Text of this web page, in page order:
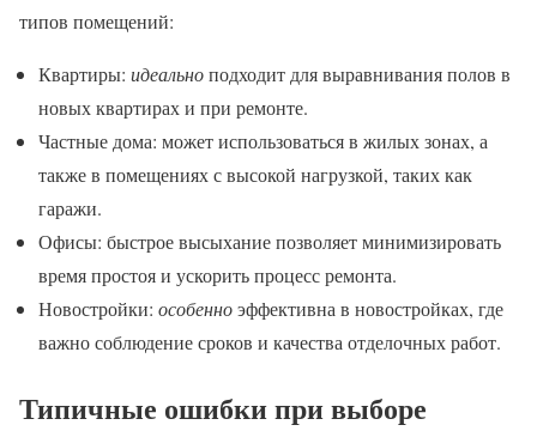
типов помещений:
Квартиры: идеальноподходит для выравнивания полов в
новых квартирах и при ремонте.
Частные дома: может использоваться в жилых зонах, а
также в помещениях с высокой нагрузкой, таких как
гаражи.
Офисы: быстрое высыхание позволяет минимизировать
время простоя и ускорить процесс ремонта.
Новостройки: особенноэффективна в новостройках, где
важно соблюдение сроков и качества отделочных работ.
Типичные ошибки при выборе